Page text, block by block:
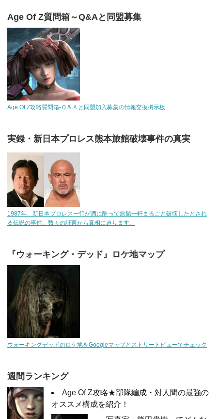
Age Of Z質問箱～Q&Aと同盟募集
Age Of Z攻略質問箱-Ｑ＆Ａと同盟加入募集の情報交換掲示板
実録・新日本プロレス熊本旅館破壊事件の真実
1987年、新日本プロレス一行が酒に酔って旅館一軒まるごと破壊したとされ
る伝説の事件。数々の証言から真相に迫ります。
『ウォーキング・デッド』ロケ地マップ
ウォーキングデッドのロケ地をGoogleマップとストリートビューでチェック
週間ランキング
Age Of Z攻略★部隊編成・対人間の最強の
オススメ構成を紹介！